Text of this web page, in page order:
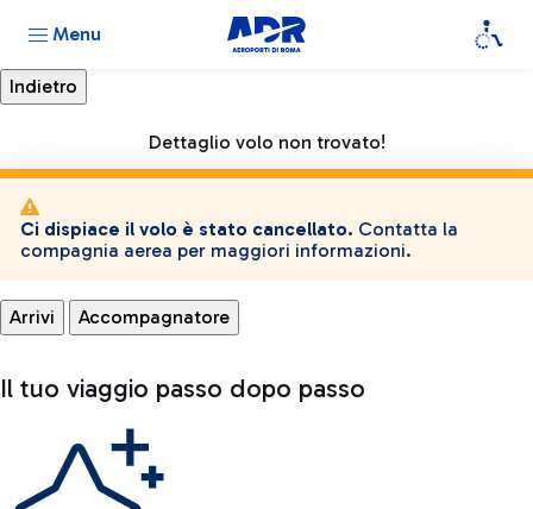
Menu
Dettaglio volo non trovato!
Ci dispiace il volo è stato cancellato. Contatta la
compagnia aerea per maggiori informazioni.
Arrivi Accompagnatore
Il tuo viaggio passo dopo passo